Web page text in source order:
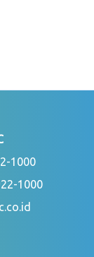
1000
1000